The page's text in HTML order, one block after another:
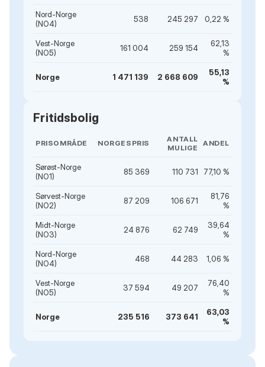
Nord-Norge
(NO4)
538 245 297 0,22 %
Vest-Norge
(NO5)
161 004 259 154
62,13
%
Norge 1 471 139 2 668 609
55,13
%
Fritidsbolig
PRISOMRÅDE NORGESPRIS
ANTALL
MULIGE
ANDEL
Sørøst-Norge
(NO1)
85 369 110 731 77,10 %
Sørvest-Norge
(NO2)
87 209 106 671
81,76
%
Midt-Norge
(NO3)
24 876 62 749
39,64
%
Nord-Norge
(NO4)
468 44 283 1,06 %
Vest-Norge
(NO5)
37 594 49 207
76,40
%
Norge 235 516 373 641
63,03
%